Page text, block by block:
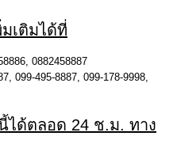
เติมได้ที่
0882458887
099-495-8887, 099-178-9998,
ได้ตลอด 24 ช.ม. ทาง